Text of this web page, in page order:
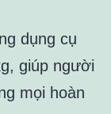
dụng cụ
giúp người
mọi hoàn